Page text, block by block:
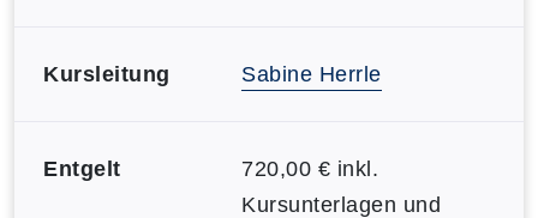
Kursleitung Sabine Herrle
Entgelt
720,00 € inkl.
Kursunterlagen und